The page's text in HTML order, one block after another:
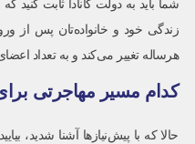
شما باید به دولت کانادا ثابت کنید
زندگی خود و خانواده‌تان پس از
هرساله تغییر می‌کند و به تعداد
کدام مسیر مهاجرتی
حالا که با پیش‌نیازها آشنا شدید،